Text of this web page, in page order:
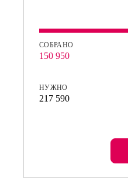
СОБРАНО
150 950
НУЖНО
217 590